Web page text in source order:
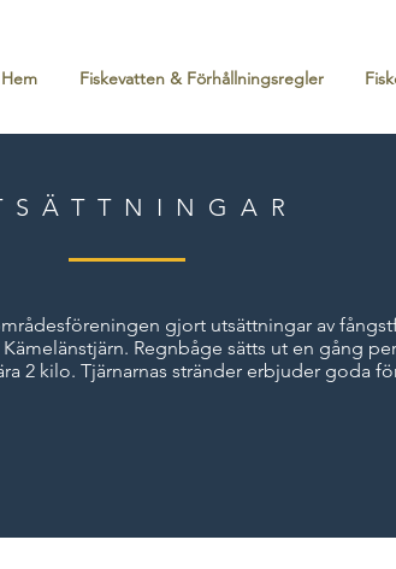
Hem Fiskevatten & Förhållningsregler
gjort utsättningar av
Regnbåge sätts ut en gång
2 kilo. Tjärnarnas stränder erbjuder goda